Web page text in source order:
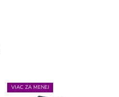
VIAC ZA MENEJ